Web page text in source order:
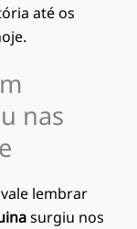
até os
nas
lembrar
surgiu nos